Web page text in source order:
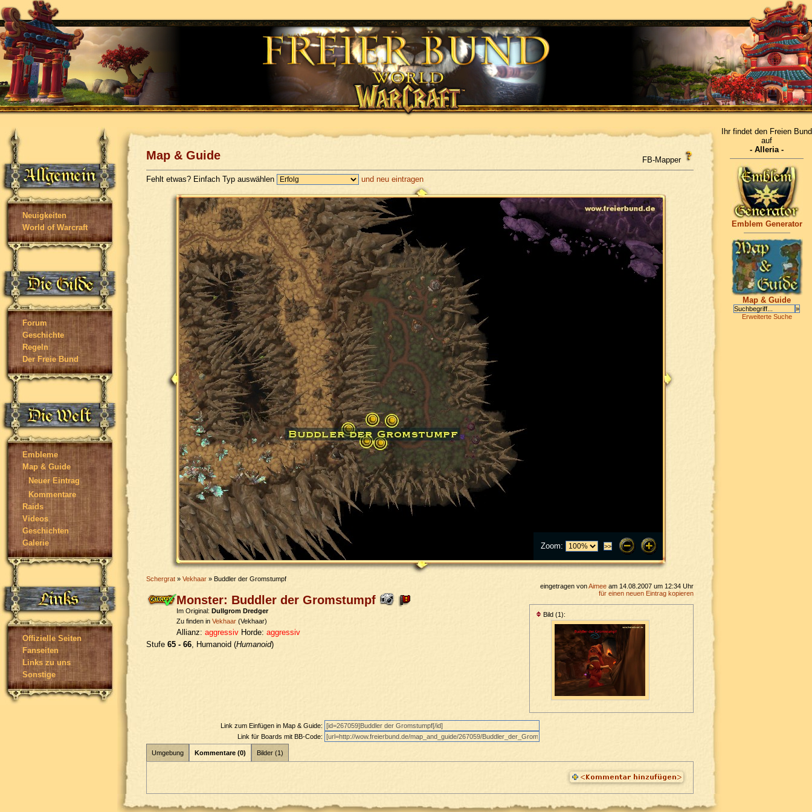
Neuigkeiten
World of Warcraft
Forum
Geschichte
Regeln
Der Freie Bund
Embleme
Map & Guide
Neuer Eintrag
Kommentare
Raids
Videos
Geschichten
Galerie
Offizielle Seiten
Fanseiten
Links zu uns
Sonstige
Map & Guide FB-Mapper
Fehlt etwas? Einfach Typ auswählen und neu eintragen
Zoom:
Schergrat » Vekhaar » Buddler der Gromstumpf
eingetragen vonAimee am 14.08.2007 um 12:34 Uhr
für einen neuen Eintrag kopieren
Bild (1):
Monster: Buddler der Gromstumpf
Im Original: Dullgrom Dredger
Zu finden in Vekhaar (Vekhaar)
Allianz: aggressiv Horde: aggressiv
Stufe 65 - 66 , Humanoid (Humanoid)
Link zum Einfügen in Map & Guide:
Link für Boards mit BB-Code:
Umgebung Kommentare (0) Bilder (1)
Ihr findet den Freien Bund
auf
- Alleria -
Emblem Generator
Map & Guide
Erweiterte Suche